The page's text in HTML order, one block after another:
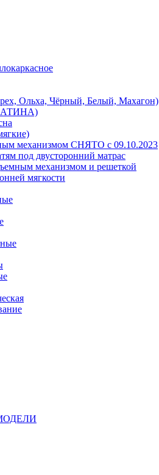
Ольха, Чёрный, Белый, Махагон)
механизмом СНЯТО с 09.10.2023
под двусторонний матрас
механизмом и решеткой
мягкости